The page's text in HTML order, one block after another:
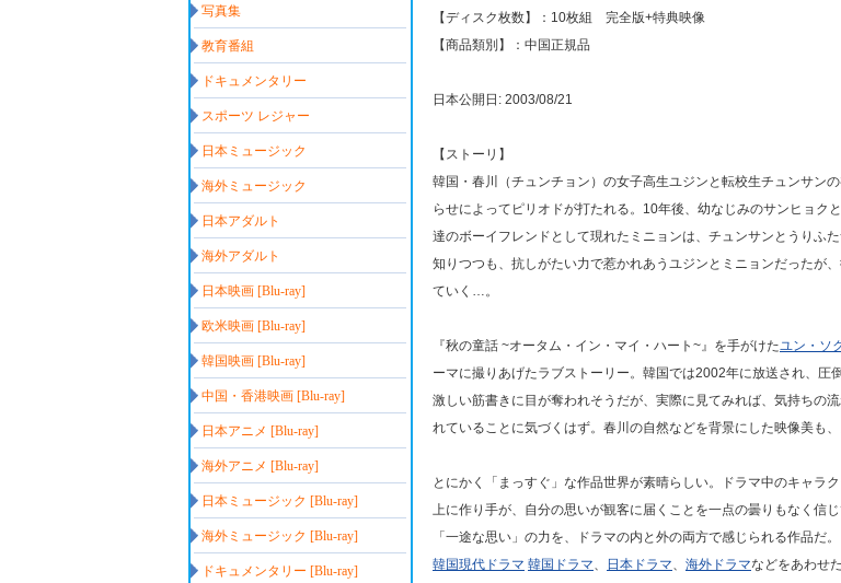
写真集
教育番組
ドキュメンタリー
スポーツ レジャー
日本ミュージック
海外ミュージック
日本アダルト
海外アダルト
日本映画 [Blu-ray]
欧米映画 [Blu-ray]
韓国映画 [Blu-ray]
中国・香港映画 [Blu-ray]
日本アニメ [Blu-ray]
海外アニメ [Blu-ray]
日本ミュージック [Blu-ray]
海外ミュージック [Blu-ray]
ドキュメンタリー [Blu-ray]
【ディスク枚数】：10枚組 完全版+特典映像
【商品類別】：中国正規品
日本公開日: 2003/08/21
【ストーリ】
韓国・春川（チュンチョン）の女子高生ユジンと転校生チュンサン
らせによってピリオドが打たれる。10年後、幼なじみのサンヒョク
達のボーイフレンドとして現れたミニョンは、チュンサンとうりふ
知りつつも、抗しがたい力で惹かれあうユジンとミニョンだったが
ていく…。
『秋の童話 ~オータム・イン・マイ・ハート~』を手がけたユン・ソ
ーマに撮りあげたラブストーリー。韓国では2002年に放送され、圧
激しい筋書きに目が奪われそうだが、実際に見てみれば、気持ちの
れていることに気づくはず。春川の自然などを背景にした映像美も、
とにかく「まっすぐ」な作品世界が素晴らしい。ドラマ中のキャラ
上に作り手が、自分の思いが観客に届くことを一点の曇りもなく信
「一途な思い」の力を、ドラマの内と外の両方で感じられる作品だ。
韓国現代ドラマ 韓国ドラマ、 日本ドラマ、 海外ドラマなどをあわせた